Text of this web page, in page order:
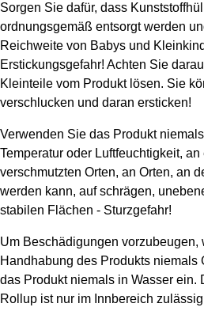
Sorgen Sie dafür, dass
ordnungsgemäß entsorgt werden
Reichweite von Babys und
Erstickungsgefahr! Achten Sie
Kleinteile vom Produkt lösen. Sie
verschlucken und daran ersticken!
Verwenden Sie das Produkt
Temperatur oder Luftfeuchtigkeit,
verschmutzten Orten, an Orten, an
werden kann, auf schrägen,
stabilen Flächen - Sturzgefahr!
Um Beschädigungen vorzubeugen,
Handhabung des Produkts niemals
das Produkt niemals in Wasser ein.
Rollup ist nur im Innbereich